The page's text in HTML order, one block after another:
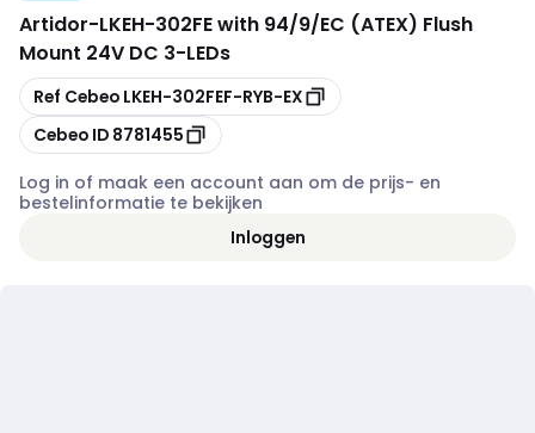
Artidor-LKEH-302FE with 94/9/EC (ATEX) Flush
Mount 24V DC 3-LEDs
Kopiëren
Ref Cebeo LKEH-302FEF-RYB-EX
Kopiëren
Cebeo ID 8781455
Log in of maak een account aan om de prijs- en
bestelinformatie te bekijken
Inloggen